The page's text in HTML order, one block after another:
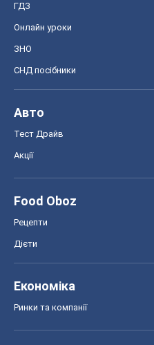
ГДЗ
Онлайн уроки
ЗНО
СНД посібники
Авто
Тест Драйв
Акції
Food Oboz
Рецепти
Дієти
Економіка
Ринки та компанії